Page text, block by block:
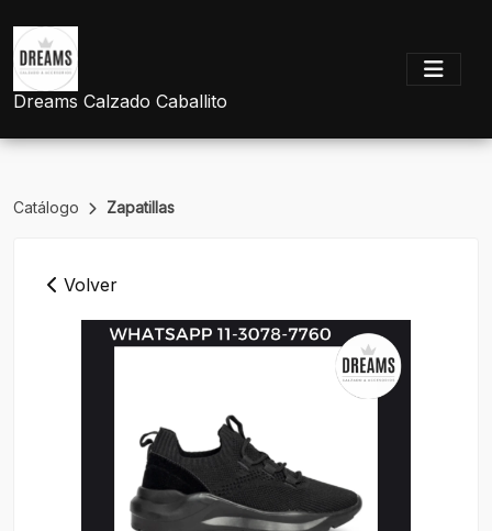
Dreams Calzado Caballito
Catálogo Zapatillas
Volver